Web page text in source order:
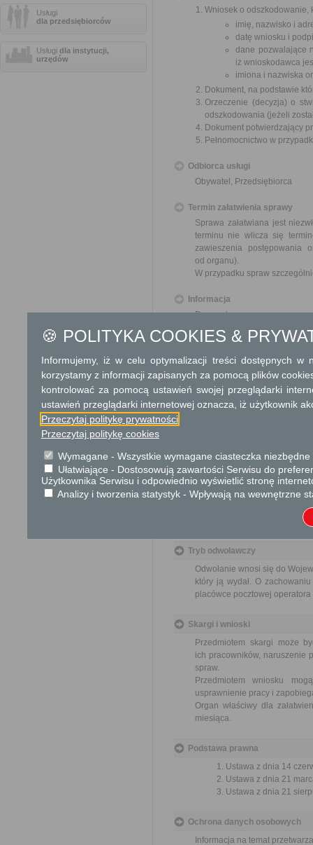
Usługi
dla przedsiębiorców
Usługi dla instytucji,
urzędów
Wniosek o odszkodowanie,
imię, nazwisko i
datę wniosku i
dane pozwalające
iż wnioskodawca
imiona i nazwiska
Dokument, na podstawie
Orzeczenie (decyzja) o
odszkodowania (jeżeli
Dokument potwierdzający
Pełnomocnictwo w
Odbiorca usługi
Obywatel, Przedsiębiorca
Termin załatwienia sprawy
Sprawa załatwiana jest
terminu nie wlicza się
zawieszenia postępowania
od organu).
W przypadku spraw
Informacja
Dane adresowe:
05-205 Klembów
fax: 29 777 90 85
e-mail: urzad@klembow.pl
Godziny pracy Urzędu:
Dodatkowe
Opłata
Wniosek o odszkodowanie
17 zł opłata skarbowa za
Tryb odwoławczy
Odwołanie wnosi się do
który ją wydał. O
placówce pocztowej
Skargi i wnioski
Przedmiotem skargi może
ich pracowników, naruszenie
spraw.
Przedmiotem wniosku
usprawnienie pracy i
Organ właściwy dla
miesiąca.
Podstawa prawna
Ustawa z dnia 14
Ustawa z dnia 21
Ustawa z dnia 21
Ochrona danych osobowych
Informacja na temat
🍪 POLITYKA COOKIES &
Informujemy, iż w celu optymalizacji treści dostępnych w
korzystamy z informacji zapisanych za pomocą plików
kontrolować za pomocą ustawień swojej przeglądarki
ustawień przeglądarki internetowej oznacza, iż użytkownik
Przeczytaj politykę prywatności
Przeczytaj politykę cookies
Wymagane - Wszystkie wymagane ciasteczka
Ułatwiające - Dostosowują zawartości Serwisu do
Użytkownika Serwisu i odpowiednio wyświetlić stronę
Analizy i tworzenia statystyk - Wpływają na wewnętrzne